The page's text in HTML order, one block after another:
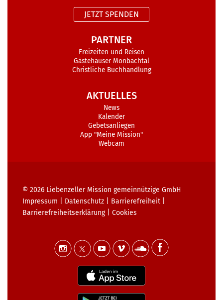
JETZT SPENDEN
PARTNER
Freizeiten und Reisen
Gästehäuser Monbachtal
Christliche Buchhandlung
AKTUELLES
News
Kalender
Gebetsanliegen
App "Meine Mission"
Webcam
© 2026 Liebenzeller Mission gemeinnützige GmbH
Impressum
Datenschutz Barrierefreiheit
Barrierefreiheits­erklärung| Cookies